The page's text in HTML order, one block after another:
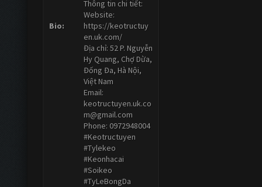
Bio:
Thông tin chi tiết:
Website:
https://keotructuy
en.uk.com/
Địa chỉ: 52 P. Nguyễn
Hy Quang, Chợ Dừa,
Đống Đa, Hà Nội,
Việt Nam
Email:
keotructuyen.uk.co
m@gmail.com
Phone: 0972948004
#Keotructuyen
#Tylekeo
#Keonhacai
#Soikeo
#TyLeBongDa